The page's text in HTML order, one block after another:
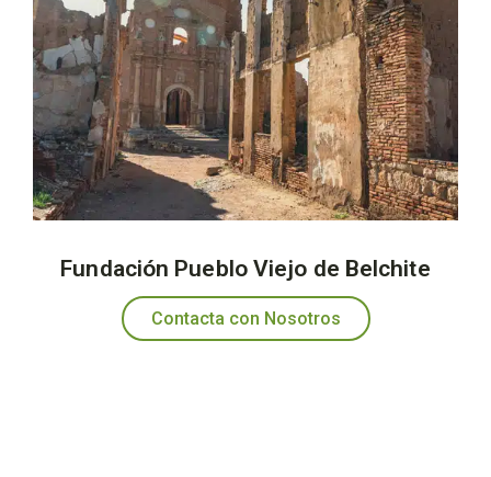
Fundación Pueblo Viejo de Belchite
Contacta con Nosotros